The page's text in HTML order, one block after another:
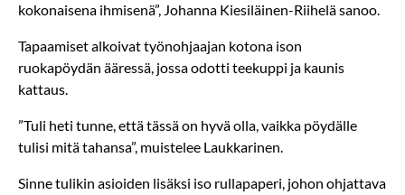
kokonaisena ihmisenä”, Johanna Kiesiläinen-Riihelä sanoo.
Tapaamiset alkoivat työnohjaajan kotona ison
ruokapöydän ääressä, jossa odotti teekuppi ja kaunis
kattaus.
”Tuli heti tunne, että tässä on hyvä olla, vaikka pöydälle
tulisi mitä tahansa”, muistelee Laukkarinen.
Sinne tulikin asioiden lisäksi iso rullapaperi, johon ohjattava